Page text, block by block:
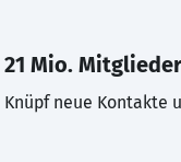
21 Mio. Mitglieder
Knüpf neue Kontakte